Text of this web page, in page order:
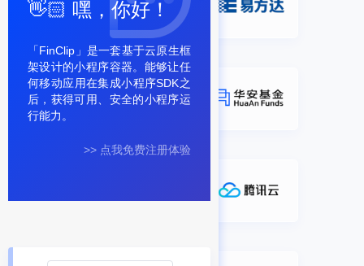
👋🏻 嘿，你好！
「FinClip」是一套基于云原生框
架设计的小程序容器。能够让任
何移动应用在集成小程序SDK之
后，获得可用、安全的小程序运
行能力。
>> 点我免费注册体验